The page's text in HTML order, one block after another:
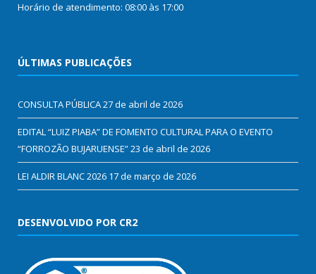
Horário de atendimento: 08:00 às 17:00
ÚLTIMAS PUBLICAÇÕES
CONSULTA PÚBLICA27 de abril de 2026
EDITAL “LUIZ PIABA” DE FOMENTO CULTURAL PARA O EVENTO
“FORROZÃO BUJARUENSE”23 de abril de 2026
LEI ALDIR BLANC 2026 17 de março de 2026
DESENVOLVIDO POR CR2